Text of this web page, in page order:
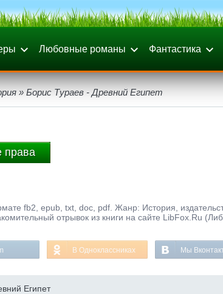
Любовные романы Фантастика
» Борис Тураев - Древний Египет
права
fb2, epub, txt, doc, pdf. Жанр: История,
отрывок из книги на сайте LibFox.Ru
В Одноклассниках Мы
Египет